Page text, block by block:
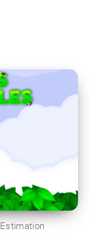
Estimation